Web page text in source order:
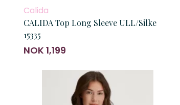
Calida
CALIDA Top Long Sleeve ULL/Silke
15335
NOK 1,199